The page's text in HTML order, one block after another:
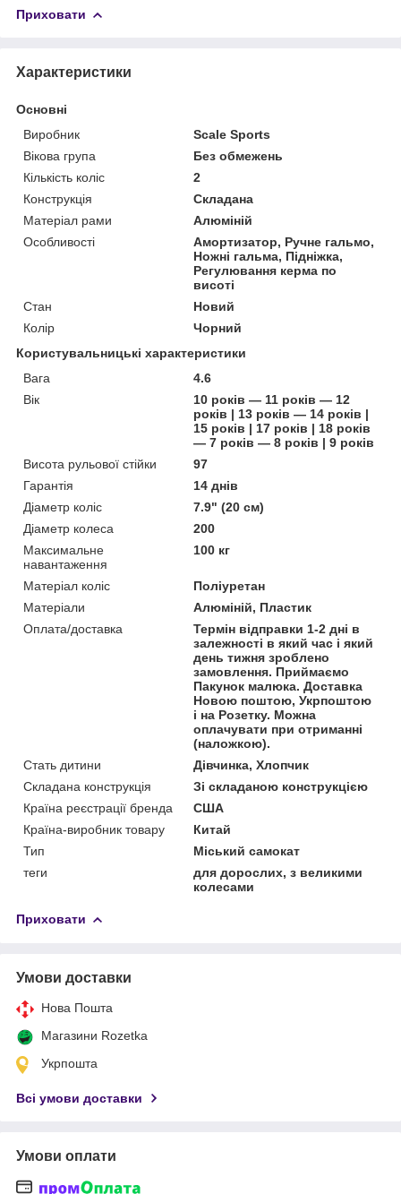
Приховати
Характеристики
Основні
Виробник
Scale Sports
Вікова група
Без обмежень
Кількість коліс
2
Конструкція
Складана
Матеріал рами
Алюміній
Особливості
Амортизатор, Ручне гальмо,
Ножні гальма, Підніжка,
Регулювання керма по
висоті
Стан
Новий
Колір
Чорний
Користувальницькі характеристики
Вага
4.6
Вік
10 років — 11 років — 12
років | 13 років — 14 років |
15 років | 17 років | 18 років
— 7 років — 8 років | 9 років
Висота рульової стійки
97
Гарантія
14 днів
Діаметр коліс
7.9" (20 см)
Діаметр колеса
200
Максимальне
навантаження
100 кг
Матеріал коліс
Поліуретан
Матеріали
Алюміній, Пластик
Оплата/доставка
Термін відправки 1-2 дні в
залежності в який час і який
день тижня зроблено
замовлення. Приймаємо
Пакунок малюка. Доставка
Новою поштою, Укрпоштою
і на Розетку. Можна
оплачувати при отриманні
(наложкою).
Стать дитини
Дівчинка, Хлопчик
Складана конструкція
Зі складаною конструкцією
Країна реєстрації бренда
США
Країна-виробник товару
Китай
Тип
Міський самокат
теги
для дорослих, з великими
колесами
Приховати
Умови доставки
Нова Пошта
Магазини Rozetka
Укрпошта
Всі умови доставки
Умови оплати